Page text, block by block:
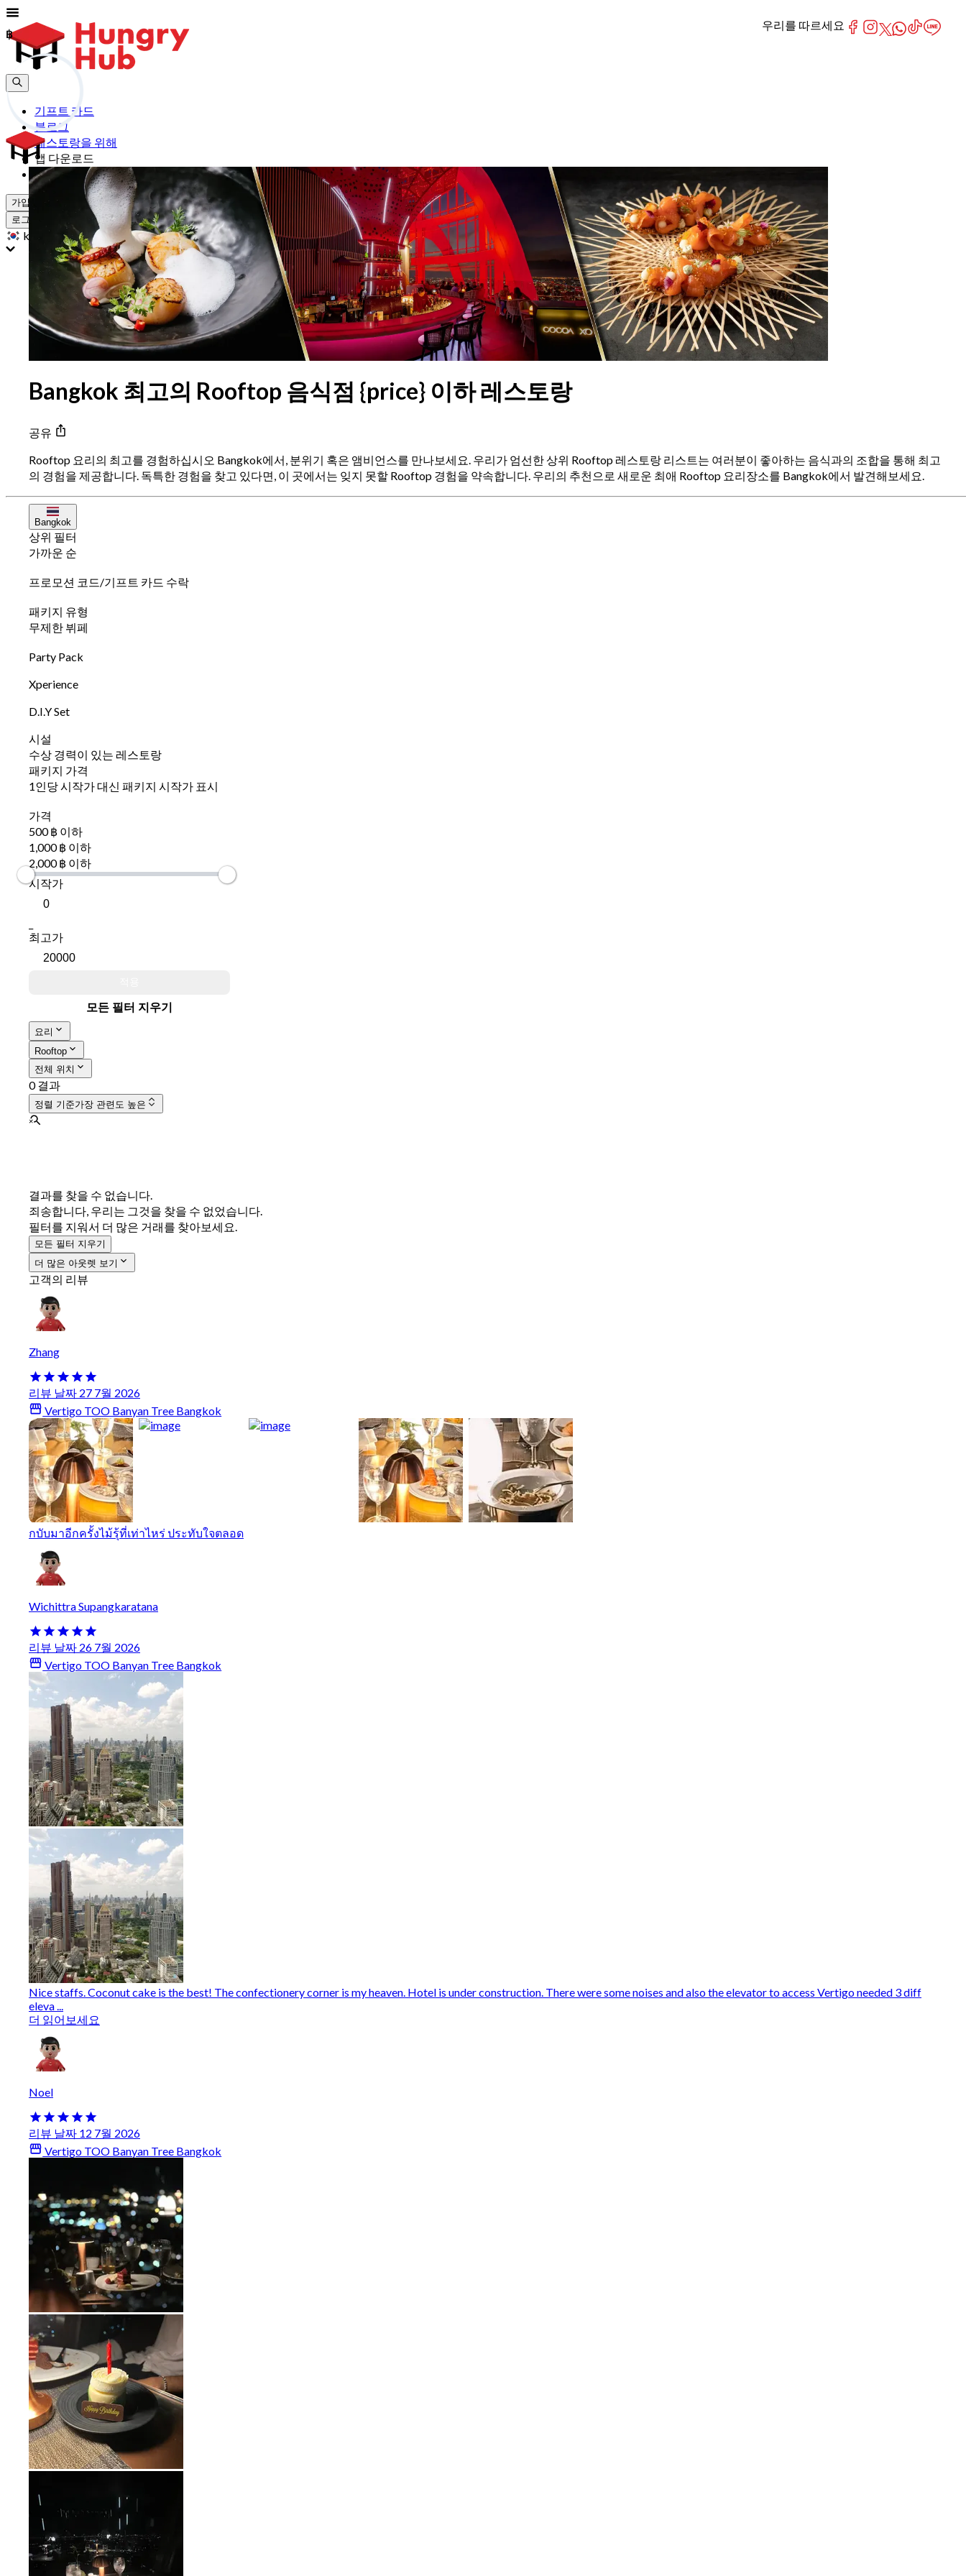
기프트 카드
블로그
레스토랑을 위해
앱 다운로드
도움
가입하기
로그인
kr
Bangkok 최고의 Rooftop 음식점 {price} 이하 레스토랑
공유
Rooftop 요리의 최고를 경험하십시오 Bangkok에서, 분위기 혹은 앰비언스를 만나보세요. 우리가 엄선한 상위 Rooftop 레스토랑 리스트는 여러분이 좋아하는 음식과의 조합을 통해 최고
의 경험을 제공합니다. 독특한 경험을 찾고 있다면, 이 곳에서는 잊지 못할 Rooftop 경험을 약속합니다. 우리의 추천으로 새로운 최애 Rooftop 요리장소를 Bangkok에서 발견해보세요.
Bangkok
상위 필터
가까운 순
프로모션 코드/기프트 카드 수락
패키지 유형
무제한 뷔페
Party Pack
Xperience
D.I.Y Set
시설
수상 경력이 있는 레스토랑
패키지 가격
1인당 시작가 대신 패키지 시작가 표시
가격
500 ฿ 이하
1,000 ฿ 이하
2,000 ฿ 이하
฿
시작가
฿
최고가
모든 필터 지우기
요리
Rooftop
전체 위치
0 결과
정렬 기준가장 관련도 높은
결과를 찾을 수 없습니다.
죄송합니다, 우리는 그것을 찾을 수 없었습니다.
필터를 지워서 더 많은 거래를 찾아보세요.
모든 필터 지우기
더 많은 아웃렛 보기
고객의 리뷰
Zhang
리뷰 날짜 27 7월 2026
Vertigo TOO Banyan Tree Bangkok
กบับมาอีกครั้งไม้รุ้ที่เท่าไหร่ ประทับใจตลอด
Wichittra Supangkaratana
리뷰 날짜 26 7월 2026
Vertigo TOO Banyan Tree Bangkok
Nice staffs. Coconut cake is the best! The confectionery corner is my heaven. Hotel is under construction. There were some noises and also the elevator to access Vertigo needed 3 diff
eleva ...
더 읽어보세요
Noel
리뷰 날짜 12 7월 2026
Vertigo TOO Banyan Tree Bangkok
우리를 따르세요